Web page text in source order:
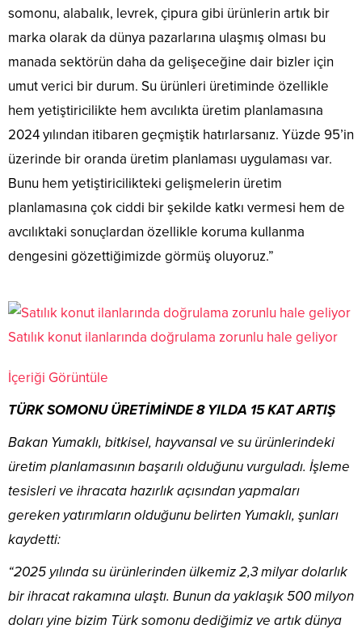
somonu, alabalık, levrek, çipura gibi ürünlerin artık bir
marka olarak da dünya pazarlarına ulaşmış olması bu
manada sektörün daha da gelişeceğine dair bizler için
umut verici bir durum. Su ürünleri üretiminde özellikle
hem yetiştiricilikte hem avcılıkta üretim planlamasına
2024 yılından itibaren geçmiştik hatırlarsanız. Yüzde 95’in
üzerinde bir oranda üretim planlaması uygulaması var.
Bunu hem yetiştiricilikteki gelişmelerin üretim
planlamasına çok ciddi bir şekilde katkı vermesi hem de
avcılıktaki sonuçlardan özellikle koruma kullanma
dengesini gözettiğimizde görmüş oluyoruz.”
Satılık konut ilanlarında doğrulama zorunlu hale geliyor
İçeriği Görüntüle
TÜRK SOMONU ÜRETİMİNDE 8 YILDA 15 KAT ARTIŞ
Bakan Yumaklı, bitkisel, hayvansal ve su ürünlerindeki
üretim planlamasının başarılı olduğunu vurguladı. İşleme
tesisleri ve ihracata hazırlık açısından yapmaları
gereken yatırımların olduğunu belirten Yumaklı, şunları
kaydetti:
“2025 yılında su ürünlerinden ülkemiz 2,3 milyar dolarlık
bir ihracat rakamına ulaştı. Bunun da yaklaşık 500 milyon
doları yine bizim Türk somonu dediğimiz ve artık dünya